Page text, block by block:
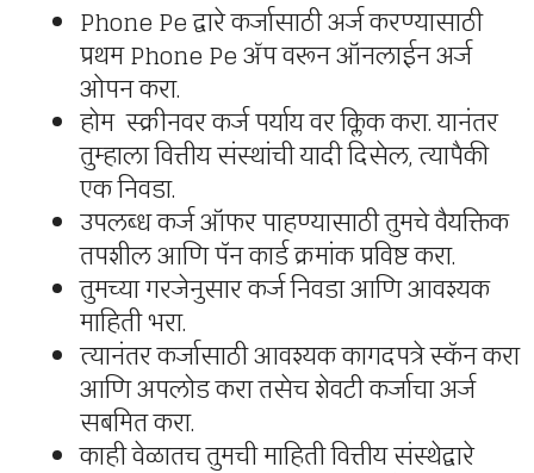
Phone Pe द्वारे कर्जासाठी अर्ज करण्यासाठी
प्रथम Phone Pe ॲप वरून ऑनलाईन अर्ज
ओपन करा.
होम स्क्रीनवर कर्ज पर्याय वर क्लिक करा. यानंतर
तुम्हाला वित्तीय संस्थांची यादी दिसेल, त्यापैकी
एक निवडा.
उपलब्ध कर्ज ऑफर पाहण्यासाठी तुमचे वैयक्तिक
तपशील आणि पॅन कार्ड क्रमांक प्रविष्ट करा.
तुमच्या गरजेनुसार कर्ज निवडा आणि आवश्यक
माहिती भरा.
त्यानंतर कर्जासाठी आवश्यक कागदपत्रे स्कॅन करा
आणि अपलोड करा तसेच शेवटी कर्जाचा अर्ज
सबमित करा.
काही वेळातच तुमची माहिती वित्तीय संस्थेद्वारे